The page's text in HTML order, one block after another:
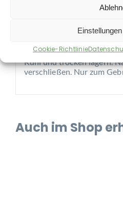
Cookie-Richtlinie
* Dieses
Vitaminen und
werden.
Kühl und trocken lagern.
verschließen. Nur zum
Auch im Shop